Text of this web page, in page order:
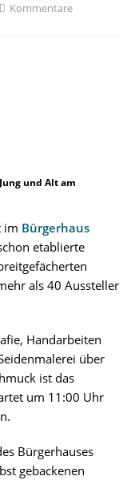
Kommentare
und Alt am
im Bürgerhaus
etablierte
als 40 Aussteller
Handarbeiten
über
ist das
um 11:00 Uhr
Bürgerhauses
gebackenen